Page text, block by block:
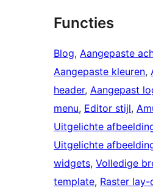
Functies
Blog, Aangepaste
Aangepaste kleuren,
header, Aangepast
menu, Editor stijl,
Uitgelichte
Uitgelichte
widgets, Volledige
template, Raster lay-